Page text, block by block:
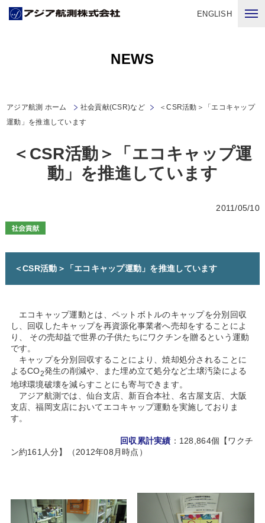
ENGLISH
NEWS
アジア航測 ホーム 社会貢献(CSR)など
＜CSR活動＞「エコキャップ
運動」を推進しています
＜CSR活動＞「エコキャップ運
動」を推進しています
2011/05/10
＜CSR活動＞「エコキャップ運動」を推進しています
エコキャップ運動とは、ペットボトルのキャップを分別回収
し、回収したキャップを再資源化事業者へ売却をすることによ
り、 その売却益で世界の子供たちにワクチンを贈るという運動
です。
キャップを分別回収することにより、焼却処分されることに
よるCO2発生の削減や、また埋め立て処分など土壌汚染による
地球環境破壊を減らすことにも寄与できます。
アジア航測では、仙台支店、新百合本社、名古屋支店、大阪
支店、福岡支店においてエコキャップ運動を実施しておりま
す。
回収累計実績 ：128,864個【ワクチ
ン約161人分】（2012年08月時点）